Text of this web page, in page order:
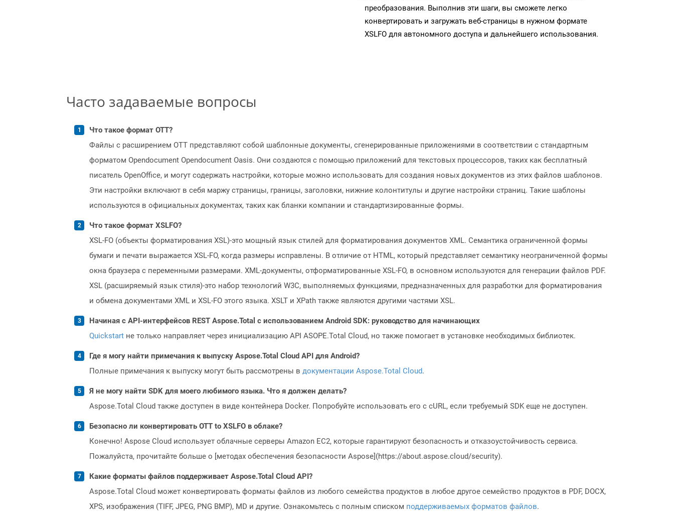
преобразования. Выполнив эти шаги, вы сможете легко
конвертировать и загружать веб-страницы в нужном формате
XSLFO для автономного доступа и дальнейшего использования.
Часто задаваемые вопросы
Что такое формат OTT?
Файлы с расширением OTT представляют собой шаблонные документы, сгенерированные приложениями в соответствии с стандартным
форматом Opendocument Opendocument Oasis. Они создаются с помощью приложений для текстовых процессоров, таких как бесплатный
писатель OpenOffice, и могут содержать настройки, которые можно использовать для создания новых документов из этих файлов шаблонов.
Эти настройки включают в себя маржу страницы, границы, заголовки, нижние колонтитулы и другие настройки страниц. Такие шаблоны
используются в официальных документах, таких как бланки компании и стандартизированные формы.
Что такое формат XSLFO?
XSL-FO (объекты форматирования XSL)-это мощный язык стилей для форматирования документов XML. Семантика ограниченной формы
бумаги и печати выражается XSL-FO, когда размеры исправлены. В отличие от HTML, который представляет семантику неограниченной формы
окна браузера с переменными размерами. XML-документы, отформатированные XSL-FO, в основном используются для генерации файлов PDF.
XSL (расширяемый язык стиля)-это набор технологий W3C, выполняемых функциями, предназначенных для разработки для форматирования
и обмена документами XML и XSL-FO этого языка. XSLT и XPath также являются другими частями XSL.
Начиная с API-интерфейсов REST Aspose.Total с использованием Android SDK: руководство для начинающих
Quickstart не только направляет через инициализацию API ASOPE.Total Cloud, но также помогает в установке необходимых библиотек.
Где я могу найти примечания к выпуску Aspose.Total Cloud API для Android?
Полные примечания к выпуску могут быть рассмотрены в документации Aspose.Total Cloud.
Я не могу найти SDK для моего любимого языка. Что я должен делать?
Aspose.Total Cloud также доступен в виде контейнера Docker. Попробуйте использовать его с cURL, если требуемый SDK еще не доступен.
Безопасно ли конвертировать OTT to XSLFO в облаке?
Конечно! Aspose Cloud использует облачные серверы Amazon EC2, которые гарантируют безопасность и отказоустойчивость сервиса.
Пожалуйста, прочитайте больше о [методах обеспечения безопасности Aspose](https://about.aspose.cloud/security).
Какие форматы файлов поддерживает Aspose.Total Cloud API?
Aspose.Total Cloud может конвертировать форматы файлов из любого семейства продуктов в любое другое семейство продуктов в PDF, DOCX,
XPS, изображения (TIFF, JPEG, PNG BMP), MD и другие. Ознакомьтесь с полным списком поддерживаемых форматов файлов.